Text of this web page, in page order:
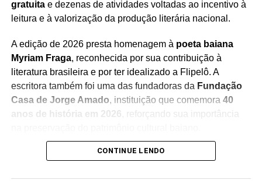
Redação Saiba+
gratuitae dezenas de atividades voltadas ao incentivo à
leitura e à valorização da produção literária nacional.
A edição de 2026 presta homenagem à poeta baiana
Myriam Fraga, reconhecida por sua contribuição à
literatura brasileira e por ter idealizado a Flipelô. A
escritora também foi uma das fundadoras da Fundação
Casa de Jorge Amado, instituição que comemora 40
anos de história em 2026 , reforçando sua importância
Durante os cinco dias de evento, moradores e turistas
que incluimesas de debates, bate-papos com
CONTINUE LENDO